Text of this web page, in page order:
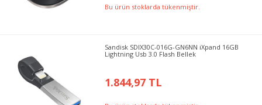
Bu ürün stoklarda tükenmiştir.
Sandisk SDIX30C-016G-GN6NN iXpand 16GB
Lightning Usb 3.0 Flash Bellek
1.844,97 TL